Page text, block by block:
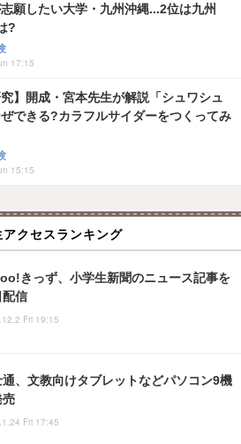
願したい大学・九州沖縄...2位は九州
?
17:15
究】開成・宮本先生が解説「シュワシュ
できる?カラフルサイダーをつくってみ
15:15
アクセスランキング
きっず、小学生新聞のニュース記事を
配信
Fri 19:15
通、文教向けタブレットなどパソコン9機
売
Fri 17:45